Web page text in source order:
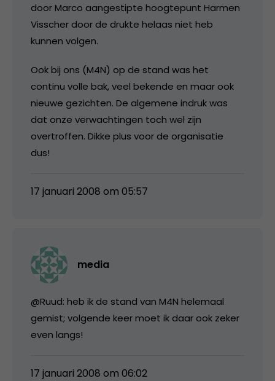
door Marco aangestipte hoogtepunt Harmen
Visscher door de drukte helaas niet heb
kunnen volgen.
Ook bij ons (M4N) op de stand was het
continu volle bak, veel bekende en maar ook
nieuwe gezichten. De algemene indruk was
dat onze verwachtingen toch wel zijn
overtroffen. Dikke plus voor de organisatie
dus!
17 januari 2008 om 05:57
media
@Ruud: heb ik de stand van M4N helemaal
gemist; volgende keer moet ik daar ook zeker
even langs!
17 januari 2008 om 06:02